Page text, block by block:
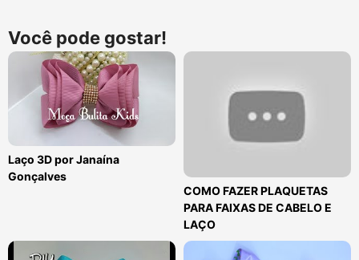
Você pode gostar!
Laço 3D por Janaína
Gonçalves
COMO FAZER PLAQUETAS
PARA FAIXAS DE CABELO E
LAÇO